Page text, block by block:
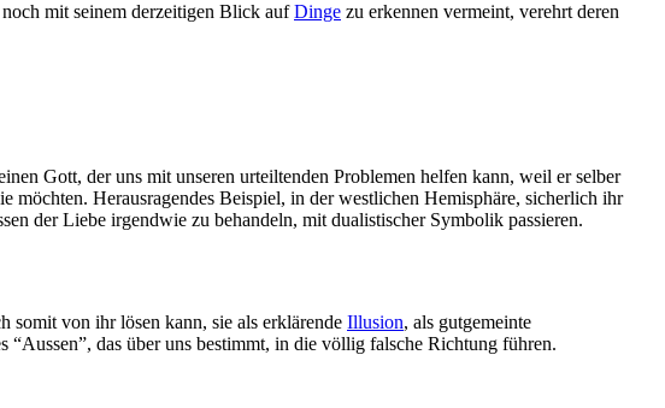
mit seinem derzeitigen Blick aufDinge zu erkennen vermeint, verehrt deren
Gott, der uns mit unseren urteiltenden Problemen helfen kann, weil er selber
möchten. Herausragendes Beispiel, in der westlichen Hemisphäre, sicherlich ihr
der Liebe irgendwie zu behandeln, mit dualistischer Symbolik passieren.
somit von ihr lösen kann, sie als erklärende Illusion, als gutgemeinte
das über uns bestimmt, in die völlig falsche Richtung führen.